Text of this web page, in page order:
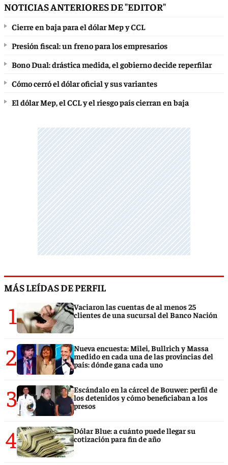
NOTICIAS ANTERIORES DE "EDITOR"
Cierre en baja para el dólar Mep y CCL
Presión fiscal: un freno para los empresarios
Bono Dual: drástica medida, el gobierno decide reperfilar
Cómo cerró el dólar oficial y sus variantes
El dólar Mep, el CCL y el riesgo país cierran en baja
MÁS LEÍDAS DE PERFIL
1
Vaciaron las cuentas de al menos 25
clientes de una sucursal del Banco Nación
2
Nueva encuesta: Milei, Bullrich y Massa
medido en cada una de las provincias del
país: dónde gana cada uno
3
Escándalo en la cárcel de Bouwer: perfil de
los detenidos y cómo beneficiaban a los
presos
4
Dólar Blue: a cuánto puede llegar su
cotización para fin de año